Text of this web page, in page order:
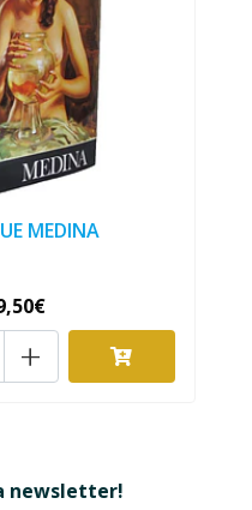
MEDINA
+
newsletter!